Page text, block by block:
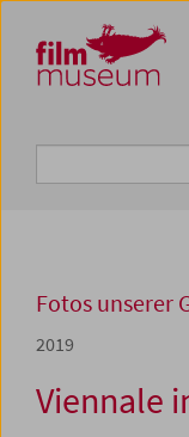
Zum Inhalt
Zum Hauptmenü
Zur Servicenavigation
Zum Suche
Fotos unserer
2019
Viennale